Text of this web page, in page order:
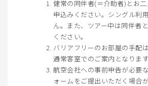
健常の同伴者(＝介助者)とお
申込みください。シングル利
ん。また、ツアー中は同伴者
ください。
バリアフリーのお部屋の手配
通常客室でのご案内となります
航空会社への事前申告が必要
ォームをご提出いただく場合が